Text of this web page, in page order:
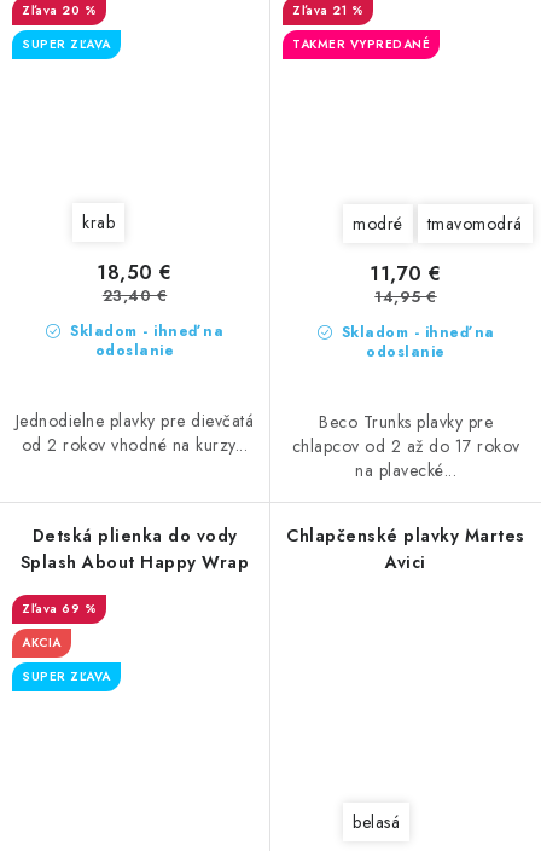
20 %
SUPER ZĽAVA
krab
Skladom - ihneď na
odoslanie
18,50 €
23,40 €
Jednodielne plavky pre dievčatá
od 2 rokov vhodné na kurzy...
21 %
TAKMER VYPREDANÉ
modré tmavomodrá
Skladom - ihneď na
odoslanie
11,70 €
14,95 €
Beco Trunks plavky pre
chlapcov od 2 až do 17 rokov
na plavecké...
Detská plienka do vody
Splash About Happy Wrap
69 %
AKCIA
SUPER ZĽAVA
Chlapčenské plavky Martes
Avici
belasá